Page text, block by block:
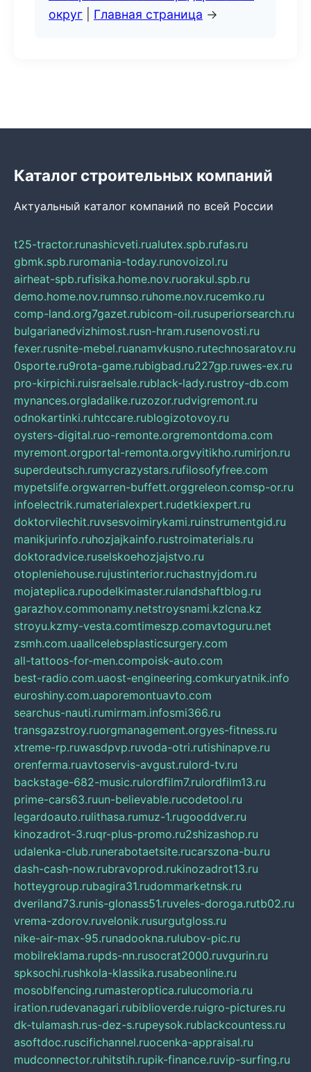
округ
Главная страница →
Каталог строительных компаний
Актуальный каталог компаний по всей России
t25-tractor.runashicveti.rualutex.spb.rufas.ru
gbmk.spb.ruromania-today.runovoizol.ru
airheat-spb.rufisika.home.nov.ruorakul.spb.ru
demo.home.nov.rumnso.ruhome.nov.rucemko.ru
comp-land.org7gazet.rubicom-oil.rusuperiorsearch.ru
bulgarianedvizhimost.rusn-hram.rusenovosti.ru
fexer.rusnite-mebel.ruanamvkusno.rutechnosaratov.ru
0sporte.ru9rota-game.rubigbad.ru227gp.ruwes-ex.ru
pro-kirpichi.ruisraelsale.rublack-lady.rustroy-db.com
mynances.orgladalike.ruzozor.rudvigremont.ru
odnokartinki.ruhtccare.rublogizotovoy.ru
oysters-digital.ruo-remonte.orgremontdoma.com
myremont.orgportal-remonta.orgvyitikho.rumirjon.ru
superdeutsch.rumycrazystars.rufilosofyfree.com
mypetslife.orgwarren-buffett.orggreleon.comsp-or.ru
infoelectrik.rumaterialexpert.rudetkiexpert.ru
doktorvilechit.ruvsesvoimirykami.ruinstrumentgid.ru
manikjurinfo.ruhozjajkainfo.rustroimaterials.ru
doktoradvice.ruselskoehozjajstvo.ru
otopleniehouse.rujustinterior.ruchastnyjdom.ru
mojateplica.rupodelkimaster.rulandshaftblog.ru
garazhov.commonamy.netstroysnami.kzlcna.kz
stroyu.kzmy-vesta.comtimeszp.comavtoguru.net
zsmh.com.uaallcelebsplasticsurgery.com
all-tattoos-for-men.compoisk-auto.com
best-radio.com.uaost-engineering.comkuryatnik.info
euroshiny.com.uaporemontuavto.com
searchus-nauti.rumirmam.infosmi366.ru
transgazstroy.ruorgmanagement.orgyes-fitness.ru
xtreme-rp.ruwasdpvp.ruvoda-otri.rutishinapve.ru
orenferma.ruavtoservis-avgust.rulord-tv.ru
backstage-682-music.rulordfilm7.rulordfilm13.ru
prime-cars63.ruun-believable.rucodetool.ru
legardoauto.rulithasa.rumuz-1.rugooddver.ru
kinozadrot-3.ruqr-plus-promo.ru2shizashop.ru
udalenka-club.runerabotaetsite.rucarszona-bu.ru
dash-cash-now.rubravoprod.rukinozadrot13.ru
hotteygroup.rubagira31.rudommarketnsk.ru
dveriland73.runis-glonass51.ruveles-doroga.rutb02.ru
vrema-zdorov.ruvelonik.rusurgutgloss.ru
nike-air-max-95.runadookna.rulubov-pic.ru
mobilreklama.rupds-nn.rusocrat2000.ruvgurin.ru
spksochi.rushkola-klassika.rusabeonline.ru
mosoblfencing.rumasteroptica.rulucomoria.ru
iration.rudevanagari.rubiblioverde.ruigro-pictures.ru
dk-tulamash.rus-dez-s.rupeysok.rublackcountess.ru
asoftdoc.ruscifichannel.ruocenka-appraisal.ru
mudconnector.ruhitstih.rupik-finance.ruvip-surfing.ru